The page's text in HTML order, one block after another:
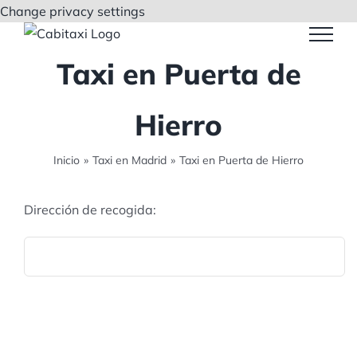
Change privacy settings
Taxi en Puerta de
Hierro
Inicio » Taxi en Madrid » Taxi en Puerta de Hierro
Dirección de recogida: